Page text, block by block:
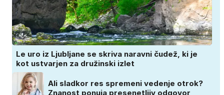
Le uro iz Ljubljane se skriva naravni čudež, ki je
kot ustvarjen za družinski izlet
Ali sladkor res spremeni vedenje otrok?
Znanost ponuja presenetljiv odgovor